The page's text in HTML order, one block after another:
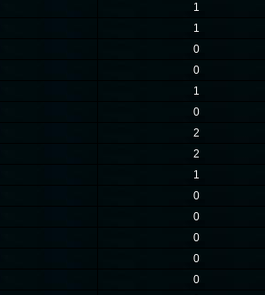
1
1
0
0
1
0
2
2
1
0
0
0
0
0